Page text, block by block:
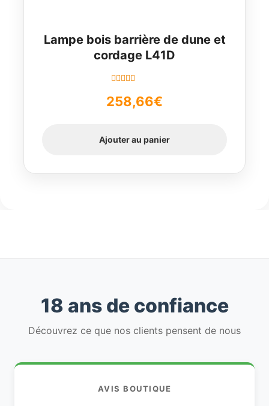
Lampe bois barrière de dune et
cordage L41D
5
258,66€
Ajouter au panier
18 ans de confiance
Découvrez ce que nos clients pensent de nous
AVIS BOUTIQUE